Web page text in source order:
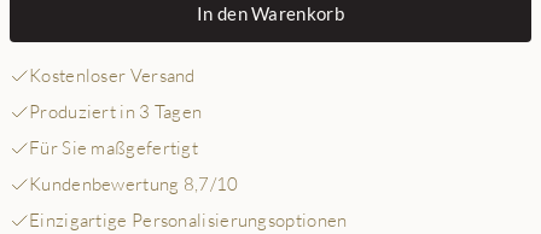
In den Warenkorb
Kostenloser Versand
Produziert in 3 Tagen
Für Sie maßgefertigt
Kundenbewertung 8,7/10
Einzigartige Personalisierungsoptionen